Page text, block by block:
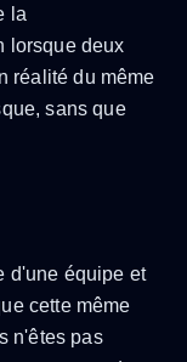
la
lorsque deux
réalité du même
sans que
d'une équipe et
cette même
n'êtes pas